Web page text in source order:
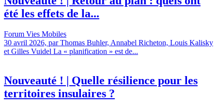
été les effets de la...
Forum Vies Mobiles
30 avril 2026, par Thomas Buhler, Annabel Richeton, Louis Kalisky
et Gilles Vuidel La « planification » est de...
Nouveauté ! | Quelle résilience pour les
territoires insulaires ?